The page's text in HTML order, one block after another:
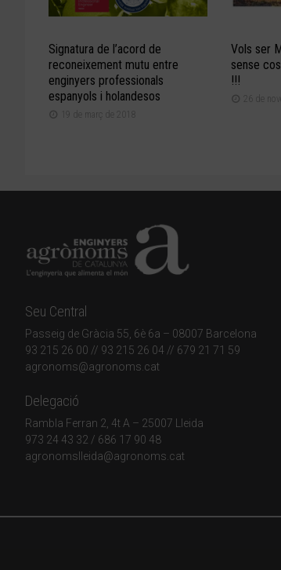
Signatura de l’acord de
reconeixement mutu entre
enginyers professionals
espanyols i holandesos
19 de març de 2018
Vols ser
sense
!!!
26 de
Seu Central
Passeig de Gràcia 55, 6è 6a – 08007 Barcelona
93 215 26 00 // 93 215 26 04 // 679 21 71 59
agronoms@agronoms.cat
Delegació
Rambla Ferran 2, 4t A – 25007 Lleida
973 24 43 32 / 686 17 90 48
agronomslleida@agronoms.cat